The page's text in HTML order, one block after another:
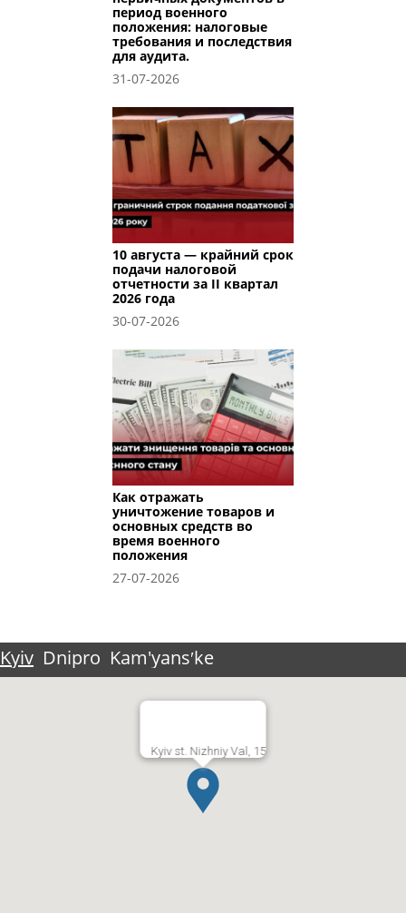
период военного
положения: налоговые
требования и последствия
для аудита.
31-07-2026
10 августа — крайний срок
подачи налоговой
отчетности за II квартал
2026 года
30-07-2026
Как отражать
уничтожение товаров и
основных средств во
время военного
положения
27-07-2026
Kyiv Dnipro Kam'yansʹke
Kyiv st. Nizhniy Val, 15